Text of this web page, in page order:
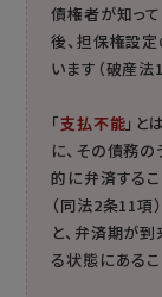
債権者が知っ
後、担保権設
います（破産法
「支払不能」と
に、その債務
的に弁済する
（同法2条11項
と、弁済期が
る状態にあるこ